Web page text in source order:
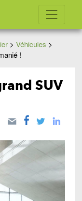
> Véhicules >
!
SUV